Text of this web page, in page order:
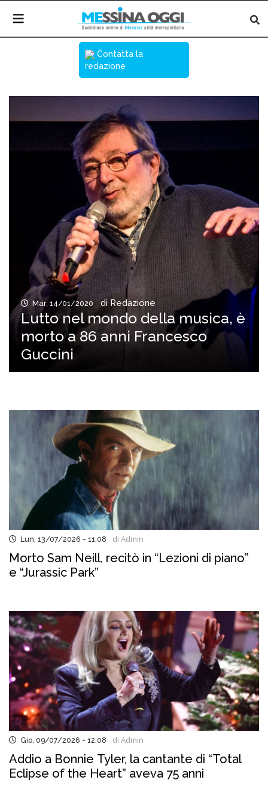
Contatta la
redazione
Mar, 14/01/2020 di Redazione
Lutto nel mondo della musica, è
morto a 86 anni Francesco
Guccini
Lun, 13/07/2026 - 11:08 di Admin
Morto Sam Neill, recitò in “Lezioni di piano”
e “Jurassic Park”
Gio, 09/07/2026 - 12:08 di Admin
Addio a Bonnie Tyler, la cantante di “Total
Eclipse of the Heart” aveva 75 anni